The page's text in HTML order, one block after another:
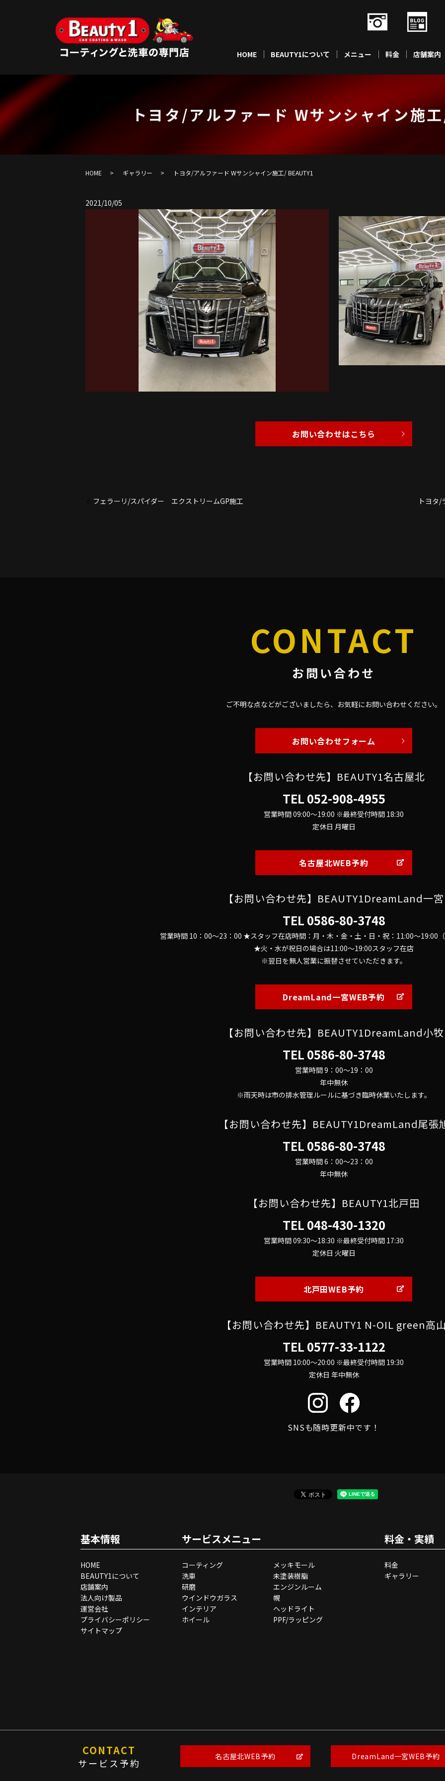
HOME BEAUTY1について メニュー 料金 店舗案内
トヨタ/アルファード Wサンシャイン施
HOME ギャラリー トヨタ/アルファード Wサンシャイン施工/ BEAUTY1
2021/10/05
お問い合わせはこちら
フェラーリ/スパイダー エクストリームGP施工 トヨタ/
CONTACT
お問い合わせ
ご不明な点などがございましたら、 お気軽にお問い合わせください。
お問い合わせフォーム
【お問い合わせ先】BEAUTY1名古屋北
TEL 052-908-4955
営業時間 09:00～19:00 ※最終受付時間 18:30
定休日 月曜日
名古屋北WEB予約
【お問い合わせ先】BEAUTY1DreamLand一宮
TEL 0586-80-3748
営業時間 10：00～23：00 ★スタッフ在店時間：月・木・金・土・日・祝：11:00～19:00
★火・水が祝日の場合は11:00～19:00スタッフ在店
※翌日を無人営業に振替させていただきます。
DreamLand一宮WEB予約
【お問い合わせ先】BEAUTY1DreamLand小牧
TEL 0586-80-3748
営業時間 9：00～19：00
年中無休
※雨天時は市の排水管理ルールに基づき臨時休業いたします。
【お問い合わせ先】BEAUTY1DreamLand尾張
TEL 0586-80-3748
営業時間 6：00～23：00
年中無休
【お問い合わせ先】BEAUTY1北戸田
TEL 048-430-1320
営業時間 09:30～18:30 ※最終受付時間 17:30
定休日 火曜日
北戸田WEB予約
【お問い合わせ先】BEAUTY1 N-OIL green高
TEL 0577-33-1122
営業時間 10:00～20:00 ※最終受付時間 19:30
定休日 年中無休
SNSも随時更新中です！
CONTACT
サービス予約
名古屋北WEB予約 DreamLand一宮WEB予約
基本情報
HOME
BEAUTY1について
店舗案内
法人向け製品
運営会社
プライバシーポリシー
サイトマップ
サービスメニュー
コーティング
メッキモール
洗車
未塗装樹脂
研磨
エンジンルーム
ウインドウガラス
幌
インテリア
ヘッドライト
ホイール
PPF/ラッピング
料金・実績
料金
ギャラリー
【掲載の記事・写真・イラストなどの無断複写・転載を禁じます】